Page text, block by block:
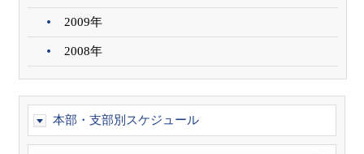
2009年
2008年
本部・支部別スケジュール